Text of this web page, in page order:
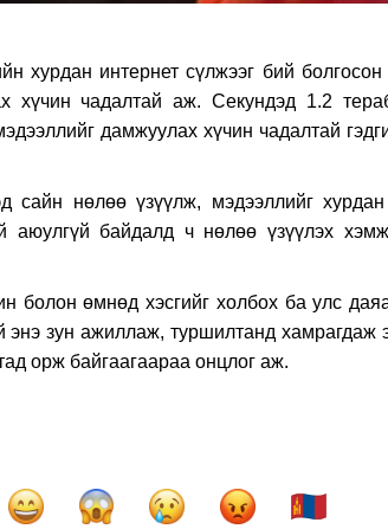
хурдан интернет сүлжээг бий
хүчин чадалтай аж.Секундэд 1.2
дамжуулах хүчин чадалтай
сайн нөлөө үзүүлж, мэдээллийг
аюулгүй байдалд ч нөлөө үзүүлэх
болон өмнөд хэсгийг холбох ба улс
энэ зун ажиллаж, туршилтанд хамрагдаж
орж байгаагаараа онцлог аж.